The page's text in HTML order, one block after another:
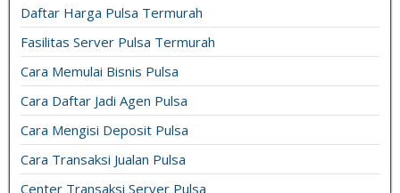
Daftar Harga Pulsa Termurah
Fasilitas Server Pulsa Termurah
Cara Memulai Bisnis Pulsa
Cara Daftar Jadi Agen Pulsa
Cara Mengisi Deposit Pulsa
Cara Transaksi Jualan Pulsa
Center Transaksi Server Pulsa